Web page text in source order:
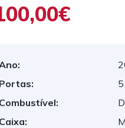
Portas:
5
Combustível:
Caixa: